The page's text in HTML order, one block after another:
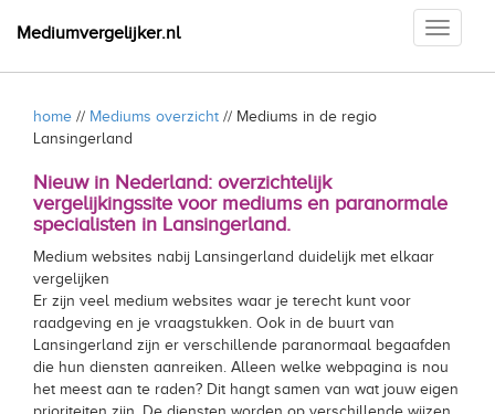
Toggle
Mediumvergelijker.nl
home // Mediums overzicht // Mediums in de regio
Lansingerland
Nieuw in Nederland: overzichtelijk
vergelijkingssite voor mediums en paranormale
specialisten in Lansingerland.
Medium websites nabij Lansingerland duidelijk met elkaar
vergelijken
Er zijn veel medium websites waar je terecht kunt voor
raadgeving en je vraagstukken. Ook in de buurt van
Lansingerland zijn er verschillende paranormaal begaafden
die hun diensten aanreiken. Alleen welke webpagina is nou
het meest aan te raden? Dit hangt samen van wat jouw eigen